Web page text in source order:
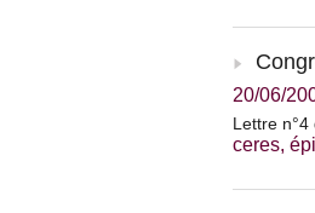
20/06/
Lettre
ceres,